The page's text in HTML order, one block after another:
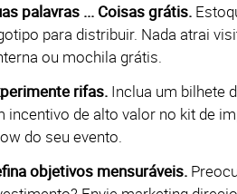
palavras ... Coisas grátis.
para distribuir. Nada atrai
ou mochila grátis.
rifas. Inclua um bilhete
incentivo de alto valor no kit de
do seu evento.
objetivos mensuráveis.